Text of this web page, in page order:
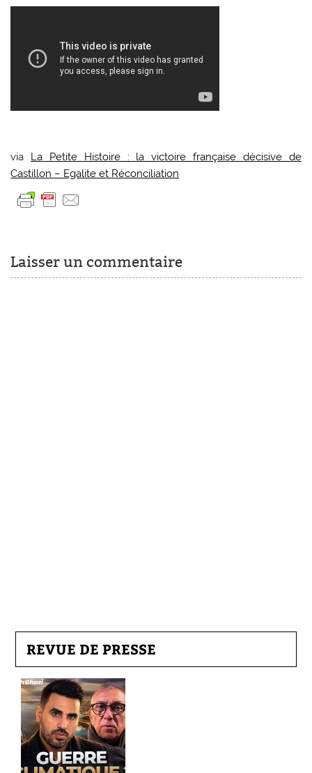
via La Petite Histoire : la victoire française décisive de
Castillon – Egalite et Réconciliation
Laisser un commentaire
REVUE DE PRESSE